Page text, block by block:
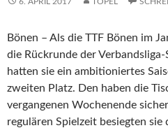
Bönen – Als die TTF Bönen im
die Rückrunde der
hatten sie ein ambitioniertes
zweiten Platz. Den haben die
vergangenen Wochenende
regulären Spielzeit besiegten sie